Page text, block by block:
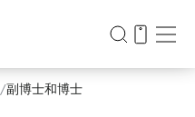
副博士和博士